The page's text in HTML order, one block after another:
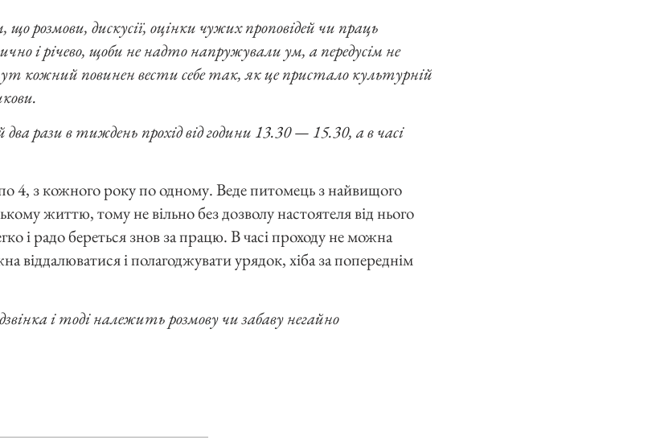
розмови, дискусії, оцінки чужих проповідей чи праць
і річево, щоби не надто напружували ум, а передусім не
кожний повинен вести себе так, як це пристало культурній
рази в тиждень прохід від години 13.30 — 15.30, а в часі
4, з кожного року по одному. Веде питомець з найвищого
життю, тому не вільно без дозволу настоятеля від нього
і радо береться знов за працю. В часі проходу не можна
віддалюватися і полагоджувати урядок, хіба за попереднім
і тоді належить розмову чи забаву негайно